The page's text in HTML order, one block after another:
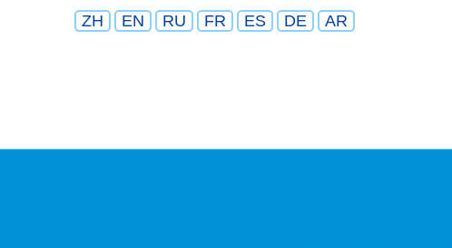
ZH EN RU FR ES DE AR